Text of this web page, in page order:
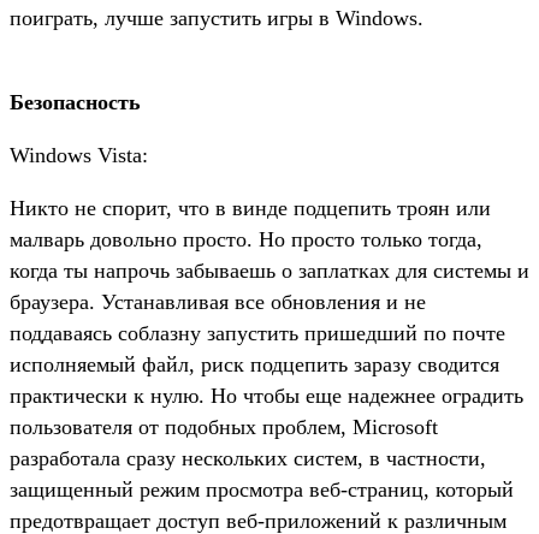
поиграть, лучше запустить игры в Windows.
Безопасность
Windows Vista:
Никто не спорит, что в винде подцепить троян или
малварь довольно просто. Но просто только тогда,
когда ты напрочь забываешь о заплатках для системы и
браузера. Устанавливая все обновления и не
поддаваясь соблазну запустить пришедший по почте
исполняемый файл, риск подцепить заразу сводится
практически к нулю. Но чтобы еще надежнее оградить
пользователя от подобных проблем, Microsoft
разработала сразу нескольких систем, в частности,
защищенный режим просмотра веб-страниц, который
предотвращает доступ веб-приложений к различным